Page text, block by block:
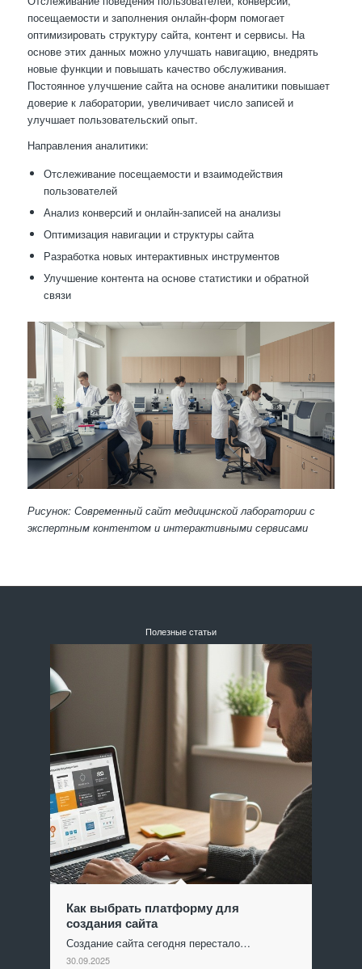
посещаемости и заполнения онлайн-форм помогает
оптимизировать структуру сайта, контент и сервисы. На
основе этих данных можно улучшать навигацию, внедрять
новые функции и повышать качество обслуживания.
Постоянное улучшение сайта на основе аналитики повышает
доверие к лаборатории, увеличивает число записей и
улучшает пользовательский опыт.
Направления аналитики:
Отслеживание посещаемости и взаимодействия
пользователей
Анализ конверсий и онлайн-записей на анализы
Оптимизация навигации и структуры сайта
Разработка новых интерактивных инструментов
Улучшение контента на основе статистики и обратной
связи
Рисунок: Современный сайт медицинской лаборатории с
экспертным контентом и интерактивными сервисами
Полезные статьи
Как выбрать платформу для
создания сайта
Создание сайта сегодня перестало…
30.09.2025